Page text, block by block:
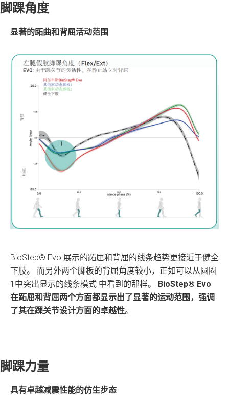
脚踝角度
显著的跖曲和背屈活动范围
BioStep® Evo 展示的跖屈和背屈的线条趋势更接近于健全
下肢。 而另外两个脚板的背屈角度较小，正如可以从圆圈
1中突出显示的线条模式 中看到的那样。 BioStep® Evo
在跖屈和背屈两个方面都显示出了显著的运动范围，强调
了其在踝关节设计方面的卓越性。
脚踝力量
具有卓越减震性能的仿生步态